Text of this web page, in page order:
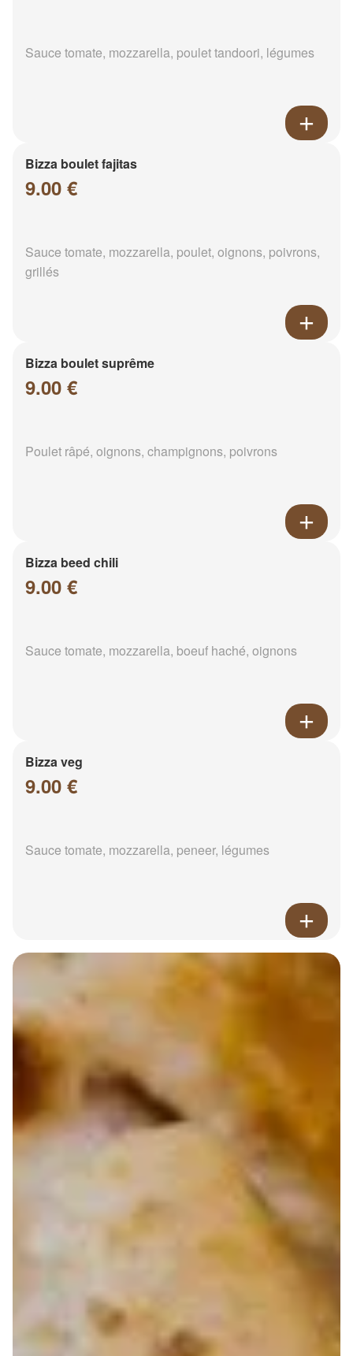
Sauce tomate, mozzarella, poulet tandoori, légumes
Bizza boulet fajitas
9.00 €
Sauce tomate, mozzarella, poulet, oignons, poivrons,
grillés
Bizza boulet suprême
9.00 €
Poulet râpé, oignons, champignons, poivrons
Bizza beed chili
9.00 €
Sauce tomate, mozzarella, boeuf haché, oignons
Bizza veg
9.00 €
Sauce tomate, mozzarella, peneer, légumes